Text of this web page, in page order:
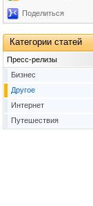
Поделиться
Категории статей
Пресс-релизы
Бизнес
Другое
Интернет
Путешествия